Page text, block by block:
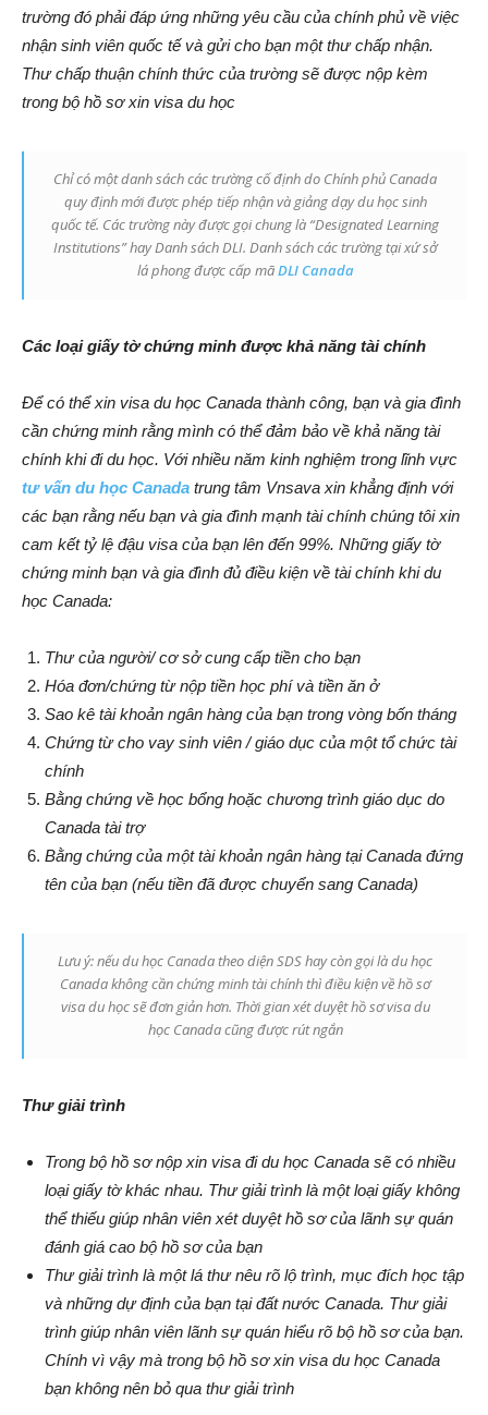
trường đó phải đáp ứng những yêu cầu của chính phủ về việc
nhận sinh viên quốc tế và gửi cho bạn một thư chấp nhận.
Thư chấp thuận chính thức của trường sẽ được nộp kèm
trong bộ hồ sơ xin visa du học
Chỉ có một danh sách các trường cố định do Chính phủ Canada
quy định mới được phép tiếp nhận và giảng dạy du học sinh
quốc tế. Các trường này được gọi chung là “Designated Learning
Institutions” hay Danh sách DLI. Danh sách các trường tại xứ sở
lá phong được cấp mãDLI Canada
Các loại giấy tờ chứng minh được khả năng tài chính
Để có thể xin visa du học Canada thành công, bạn và gia đình
cần chứng minh rằng mình có thể đảm bảo về khả năng tài
chính khi đi du học. Với nhiều năm kinh nghiệm trong lĩnh vực
tư vấn du học Canada trung tâm Vnsava xin khẳng định với
các bạn rằng nếu bạn và gia đình mạnh tài chính chúng tôi xin
cam kết tỷ lệ đậu visa của bạn lên đến 99%. Những giấy tờ
chứng minh bạn và gia đình đủ điều kiện về tài chính khi du
học Canada:
Thư của người/ cơ sở cung cấp tiền cho bạn
Hóa đơn/chứng từ nộp tiền học phí và tiền ăn ở
Sao kê tài khoản ngân hàng của bạn trong vòng bốn tháng
Chứng từ cho vay sinh viên / giáo dục của một tổ chức tài
chính
Bằng chứng về học bổng hoặc chương trình giáo dục do
Canada tài trợ
Bằng chứng của một tài khoản ngân hàng tại Canada đứng
tên của bạn (nếu tiền đã được chuyển sang Canada)
Lưu ý: nếu du học Canada theo diện SDS hay còn gọi là du học
Canada không cần chứng minh tài chính thì điều kiện về hồ sơ
visa du học sẽ đơn giản hơn. Thời gian xét duyệt hồ sơ visa du
học Canada cũng được rút ngắn
Thư giải trình
Trong bộ hồ sơ nộp xin visa đi du học Canada sẽ có nhiều
loại giấy tờ khác nhau. Thư giải trình là một loại giấy không
thể thiếu giúp nhân viên xét duyệt hồ sơ của lãnh sự quán
đánh giá cao bộ hồ sơ của bạn
Thư giải trình là một lá thư nêu rõ lộ trình, mục đích học tập
và những dự định của bạn tại đất nước Canada. Thư giải
trình giúp nhân viên lãnh sự quán hiểu rõ bộ hồ sơ của bạn.
Chính vì vậy mà trong bộ hồ sơ xin visa du học Canada
bạn không nên bỏ qua thư giải trình